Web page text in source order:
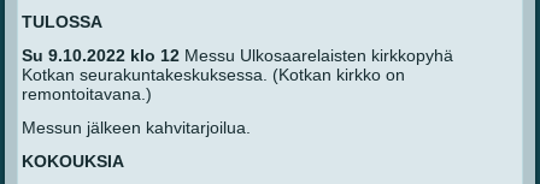
TULOSSA
Su 9.10.2022 klo 12 Messu Ulkosaarelaisten kirkkopyhä
Kotkan seurakuntakeskuksessa. (Kotkan kirkko on
remontoitavana.)
Messun jälkeen kahvitarjoilua.
KOKOUKSIA